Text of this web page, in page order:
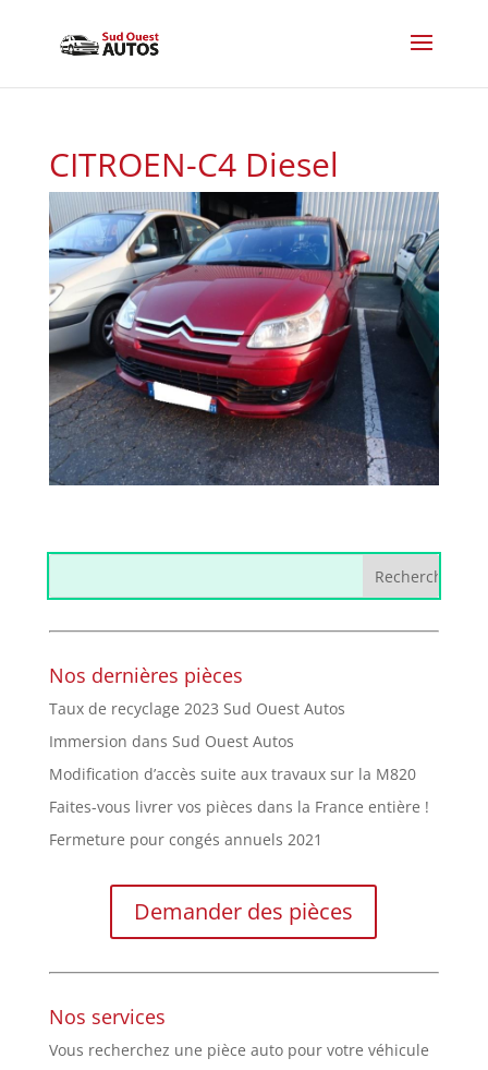
CITROEN-C4 Diesel
Nos dernières pièces
Taux de recyclage 2023 Sud Ouest Autos
Immersion dans Sud Ouest Autos
Modification d’accès suite aux travaux sur la M820
Faites-vous livrer vos pièces dans la France entière !
Fermeture pour congés annuels 2021
Demander des pièces
Nos services
Vous recherchez une pièce auto pour votre véhicule